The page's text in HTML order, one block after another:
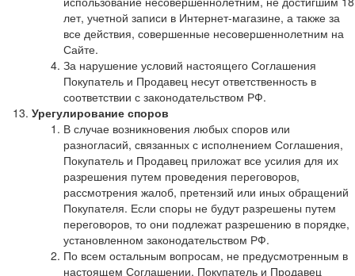
лет, учетной записи в Интернет-магазине, а также за
все действия, совершенные несовершеннолетним на
Сайте.
За нарушение условий настоящего Соглашения
Покупатель и Продавец несут ответственность в
соответствии с законодательством РФ.
Урегулирование споров
В случае возникновения любых споров или
разногласий, связанных с исполнением Соглашения,
Покупатель и Продавец приложат все усилия для их
разрешения путем проведения переговоров,
рассмотрения жалоб, претензий или иных обращений
Покупателя. Если споры не будут разрешены путем
переговоров, то они подлежат разрешению в порядке,
установленном законодательством РФ.
По всем остальным вопросам, не предусмотренным в
настоящем Соглашении, Покупатель и Продавец